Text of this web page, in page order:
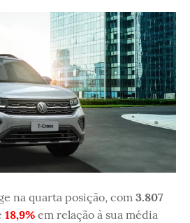
na quarta posição, com 3.807
18,9% em relação à sua média